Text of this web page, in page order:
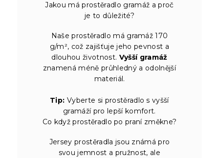
Jakou má prostěradlo gramáž a proč
je to důležité?
Naše prostěradlo má gramáž 170
g/m², což zajišťuje jeho pevnost a
dlouhou životnost. Vyšší gramáž
znamená méně průhledný a odolnější
materiál.
Tip: Vyberte si prostěradlo s vyšší
gramáží pro lepší komfort.
Co když prostěradlo po praní změkne?
Jersey prostěradla jsou známá pro
svou jemnost a pružnost, ale